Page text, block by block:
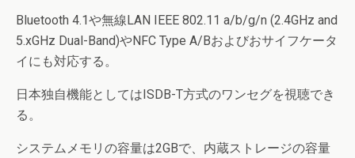
Bluetooth 4.1や無線LAN IEEE 802.11 a/b/g/n (2.4GHz and
5.xGHz Dual-Band)やNFC Type A/Bおよびおサイフケータ
イにも対応する。
日本独自機能としてはISDB-T方式のワンセグを視聴でき
る。
システムメモリの容量は2GBで、内蔵ストレージの容量